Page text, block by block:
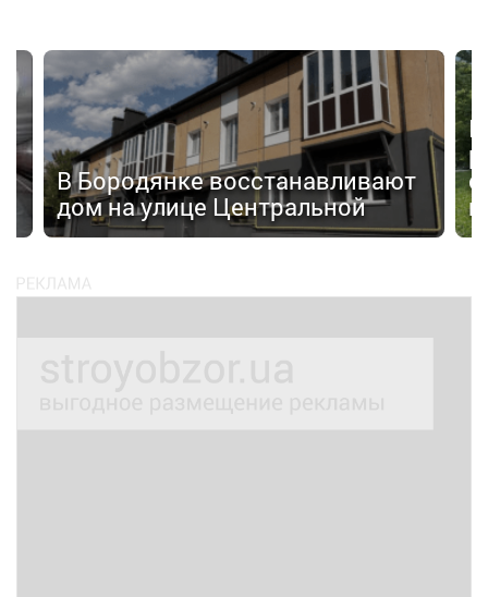
В Бородянке восстанавливают
дом на улице Центральной